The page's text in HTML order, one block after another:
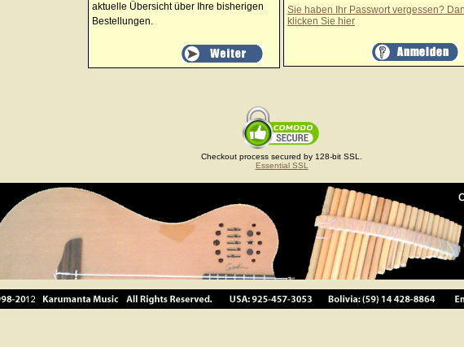
aktuelle Übersicht über Ihre bisherigen
Bestellungen.
Sie haben Ihr Passwort vergessen?
klicken Sie hier
Checkout process secured by 128-bit SSL.
Essential SSL